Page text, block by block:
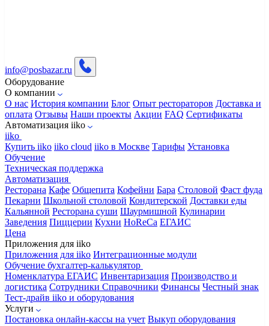
info@posbazar.ru
Оборудование
О компании
О нас История компании Блог Опыт рестораторов Доставка и
оплата Отзывы Наши проекты Акции FAQ Сертификаты
Автоматизация iiko
iiko
Купить iiko iiko cloud iiko в Москве Тарифы Установка
Обучение
Техническая поддержка
Автоматизация
Ресторана Кафе Общепита Кофейни Бара Столовой Фаст фуда
Пекарни Школьной столовой Кондитерской Доставки еды
Кальянной Ресторана суши Шаурмишной Кулинарии
Заведения Пиццерии Кухни HoReCa ЕГАИС
Цена
Приложения для iiko
Приложения для iiko Интеграционные модули
Обучение бухгалтер-калькулятор
Номенклатура ЕГАИС Инвентаризация Производство и
логистика Сотрудники Справочники Финансы Честный знак
Тест-драйв iiko и оборудования
Услуги
Постановка онлайн-кассы на учет Выкуп оборудования